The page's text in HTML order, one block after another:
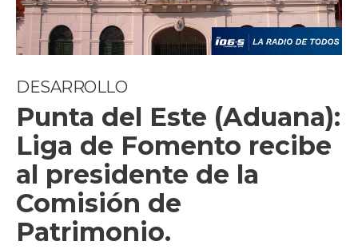
DESARROLLO
Punta del Este (Aduana):
Liga de Fomento recibe
al presidente de la
Comisión de
Patrimonio.